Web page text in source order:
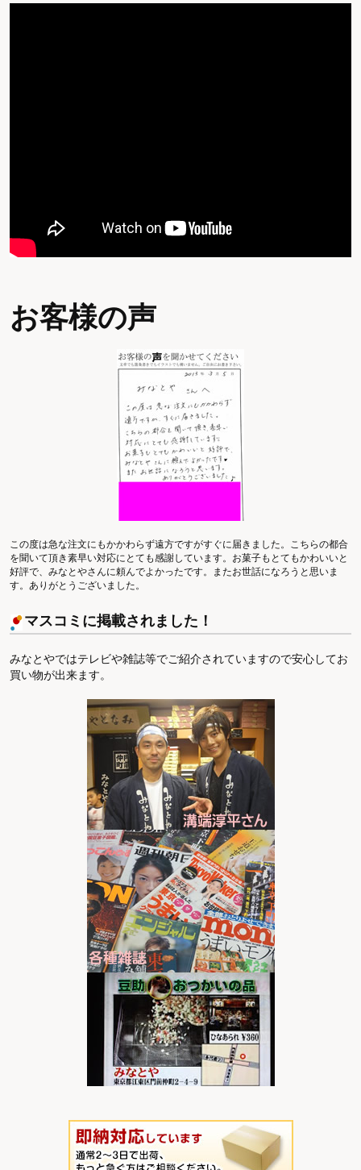
お客様の声
この度は急な注文にもかかわらず遠方ですがすぐに届きました。こちらの都合
を聞いて頂き素早い対応にとても感謝しています。お菓子もとてもかわいいと
好評で、みなとやさんに頼んでよかったです。またお世話になろうと思いま
す。ありがとうございました。
マスコミに掲載されました！
みなとやではテレビや雑誌等でご紹介されていますので安心してお
買い物が出来ます。